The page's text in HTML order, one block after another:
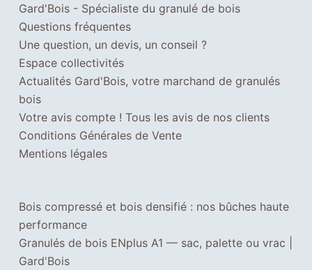
Gard'Bois - Spécialiste du granulé de bois
Questions fréquentes
Une question, un devis, un conseil ?
Espace collectivités
Actualités Gard'Bois, votre marchand de granulés
bois
Votre avis compte ! Tous les avis de nos clients
Conditions Générales de Vente
Mentions légales
Bois compressé et bois densifié : nos bûches haute
performance
Granulés de bois ENplus A1 — sac, palette ou vrac |
Gard'Bois